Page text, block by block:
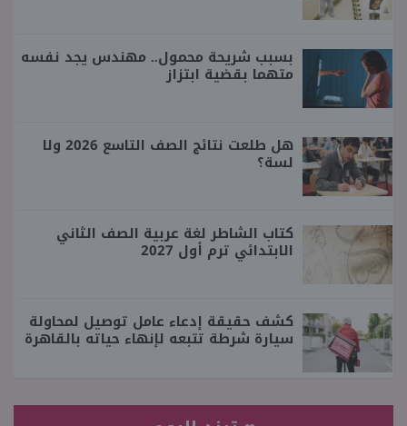
بسبب شريحة محمول.. مهندس يجد نفسه
متهما بقضية ابتزاز
هل طلعت نتائج الصف التاسع 2026 ولا
لسة؟
كتاب الشاطر لغة عربية الصف الثاني
الابتدائي ترم أول 2027
كشف حقيقة إدعاء عامل توصيل لمحاولة
سيارة شرطة تتبعه لإنهاء حياته بالقاهرة